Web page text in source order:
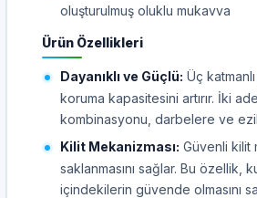
oluşturulmuş oluklu mukavva
Ürün Özellikleri
Dayanıklı ve Güçlü: Üç katmanlı
koruma kapasitesini artırır. İki
kombinasyonu, darbelere ve
Kilit Mekanizması: Güvenli kilit
saklanmasını sağlar. Bu özellik,
içindekilerin güvende olmasını